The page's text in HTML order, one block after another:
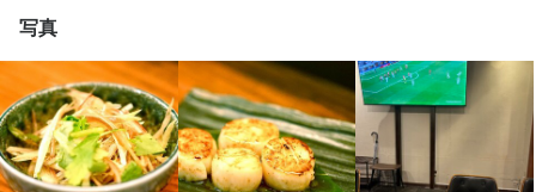
こだわりの鉄板おつまみやグルテンフリーのお好み焼きなど、ま
かないが無料で召し上がれます！
写真
・契約期間の定めなし
・社会保険完備(厚生年金・雇用保険・健康保険・労災保険)
まかない・食事補助あり 社会保険完備 制服貸与 研修制度あり
海外研修あり
生産者への訪問研修あり
社内イベントあり(旅行、BBQ等)
独立支援制度あり
独立実績あり
髪型自由 ひげOK ネイルOK ピアスOK
特徴
履歴書不要 学歴不問 未経験者歓迎 独立希望者歓迎
新卒歓迎
フリーター歓迎
大学生歓迎 主婦・主夫歓迎
女性活躍中
スタッフの平均年齢20代
面接1回